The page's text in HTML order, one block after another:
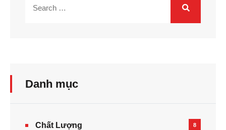
Danh mục
Chất Lượng 8